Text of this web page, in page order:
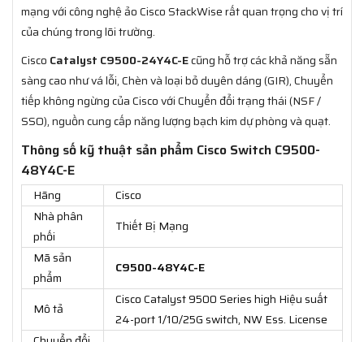
mạng với công nghệ ảo Cisco StackWise rất quan trọng cho vị trí
của chúng trong lõi trường.
Cisco Catalyst C9500-24Y4C-Ecũng hỗ trợ các khả năng sẵn
sàng cao như vá lỗi, Chèn và loại bỏ duyên dáng (GIR), Chuyển
tiếp không ngừng của Cisco với Chuyển đổi trạng thái (NSF /
SSO), nguồn cung cấp năng lượng bạch kim dự phòng và quạt.
Thông số kỹ thuật sản phẩm Cisco Switch C9500-
48Y4C-E
Hãng
Cisco
Nhà phân
phối
Thiết Bị Mạng
Mã sản
phẩm
C9500-48Y4C-E
Mô tả
Cisco Catalyst 9500 Series high Hiệu suất
24-port 1/10/25G switch, NW Ess. License